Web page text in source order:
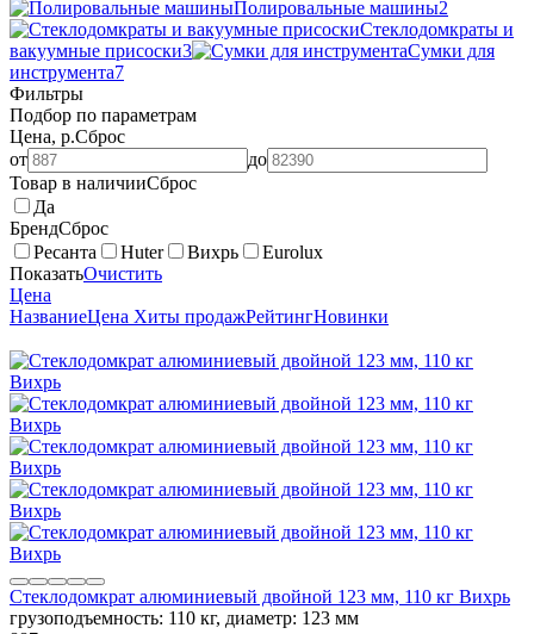
Полировальные машины2
Стеклодомкраты и
вакуумные присоски3
Сумки для
инструмента7
Фильтры
Подбор по параметрам
Цена, р.Сброс
от
до
Товар в наличииСброс
Да
БрендСброс
Ресанта
Huter Вихрь
Eurolux
ПоказатьОчистить
Цена
НазваниеЦена Хиты продажРейтингНовинки
Стеклодомкрат алюминиевый двойной 123 мм, 110 кг Вихрь
грузоподъемность: 110 кг, диаметр: 123 мм